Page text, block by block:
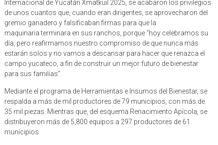
Internacional de Yucatán Xmatkuil 2025, se acabaron los privilegios
de unos cuantos que, cuando eran dirigentes, se aprovecharon del
gremio ganadero y falsificaban firmas para que la
maquinaria terminara en sus ranchos, porque “hoy celebramos su
día, pero reafirmamos nuestro compromiso de que nunca más
estarán solos y no vamos a descansar para hacer que renazca el
campo yucateco, a fin de construir un mejor futuro de bienestar
para sus familias”.
Mediante el programa de Herramientas e Insumos del Bienestar, se
respalda a más de mil productores de 79 municipios, con más de
35 mil piezas. Mientras que, del esquema Renacimiento Apícola, se
distribuyeron más de 5,800 equipos a 297 productores de 61
municipios.